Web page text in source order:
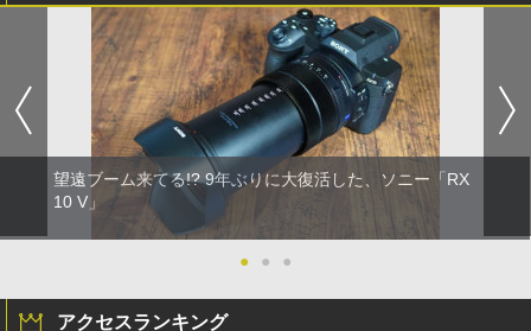
望遠ブーム来てる!? 9年ぶりに大復活した、ソニー「RX
10 V」
● ● ●
アクセスランキング